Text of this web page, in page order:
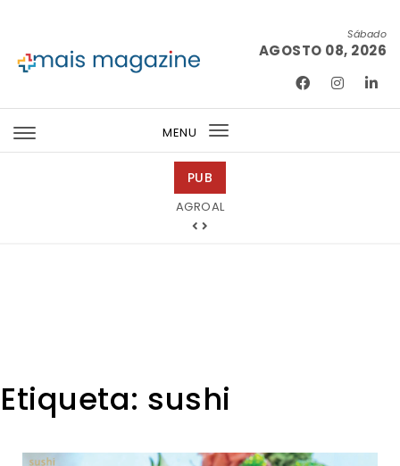
Sábado
AGOSTO 08, 2026
MENU
Toggle
PUB
Ricardo Junqueira Fotografia
Etiqueta: sushi